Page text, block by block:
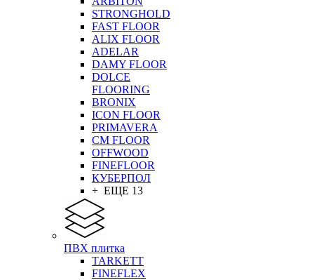
STRONGHOLD
FAST FLOOR
ALIX FLOOR
ADELAR
DAMY FLOOR
DOLCE
FLOORING
BRONIX
ICON FLOOR
PRIMAVERA
CM FLOOR
OFFWOOD
FINEFLOOR
КУБЕРПОЛ
+ ЕЩЕ 13
ПВХ плитка
TARKETT
FINEFLEX